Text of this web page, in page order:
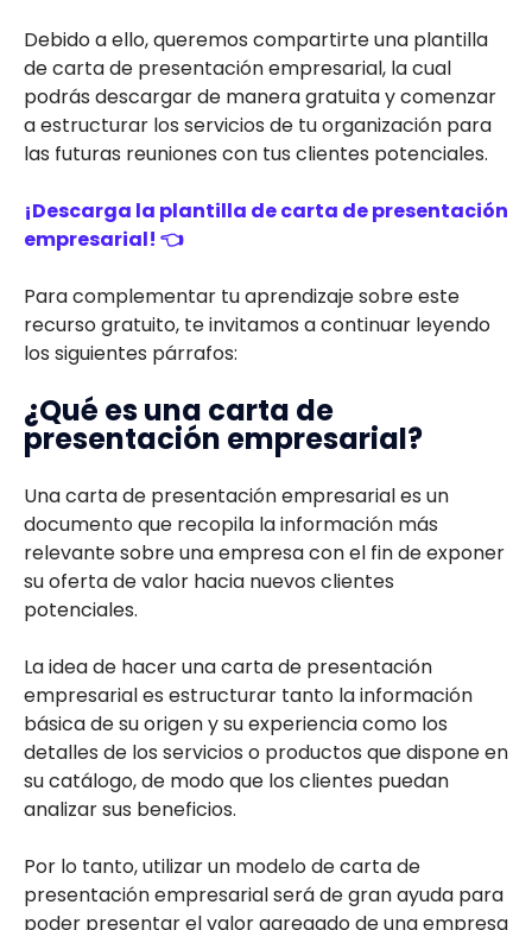
Debido a ello, queremos compartirte una plantilla
de carta de presentación empresarial, la cual
podrás descargar de manera gratuita y comenzar
a estructurar los servicios de tu organización para
las futuras reuniones con tus clientes potenciales.
¡Descarga la plantilla de carta de presentación
empresarial! 👈
Para complementar tu aprendizaje sobre este
recurso gratuito, te invitamos a continuar leyendo
los siguientes párrafos:
¿Qué es una carta de
presentación empresarial?
Una carta de presentación empresarial es un
documento que recopila la información más
relevante sobre una empresa con el fin de exponer
su oferta de valor hacia nuevos clientes
potenciales.
La idea de hacer una carta de presentación
empresarial es estructurar tanto la información
básica de su origen y su experiencia como los
detalles de los servicios o productos que dispone en
su catálogo, de modo que los clientes puedan
analizar sus beneficios.
Por lo tanto, utilizar un modelo de carta de
presentación empresarial será de gran ayuda para
poder presentar el valor agregado de una empresa